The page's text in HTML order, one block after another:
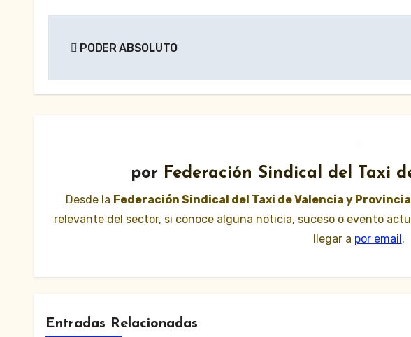
de
entradas
PODER ABSOLUTO
por Federación Sindical del Taxi
Desde la Federación Sindical del Taxi de Valencia y Provincia
relevante del sector, si conoce alguna noticia, suceso o evento
llegar a por email .
Entradas Relacionadas